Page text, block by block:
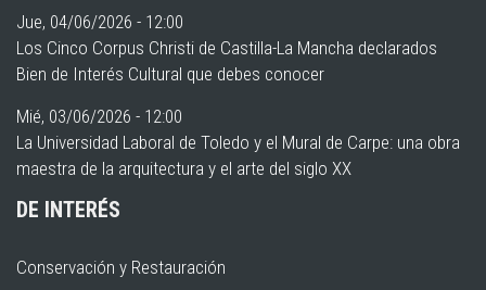
Jue, 04/06/2026 - 12:00
Los Cinco Corpus Christi de Castilla-La Mancha declarados
Bien de Interés Cultural que debes conocer
Mié, 03/06/2026 - 12:00
La Universidad Laboral de Toledo y el Mural de Carpe: una obra
maestra de la arquitectura y el arte del siglo XX
DE INTERÉS
Conservación y Restauración